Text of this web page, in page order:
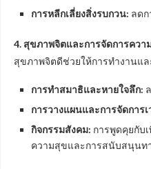
การหลีกเลี่ยงสิ่งรบกวน: ลด
4. สุขภาพจิตและการจัดการควา
สุขภาพจิตดีช่วยให้การทำงานแ
การทำสมาธิและหายใจลึก:
การวางแผนและการจัดการเ
กิจกรรมสังคม: การพูดคุยกับ
ความสุขและการสนับสนุนท